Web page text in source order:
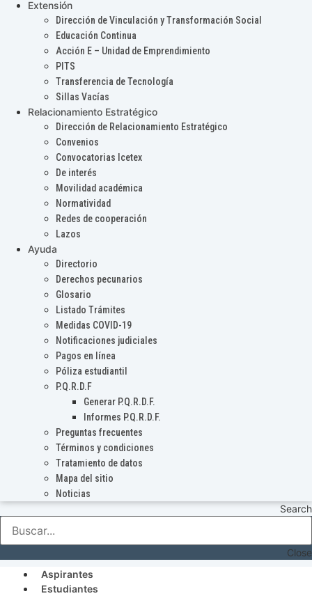
Extensión
Dirección de Vinculación y Transformación Social
Educación Continua
Acción E – Unidad de Emprendimiento
PITS
Transferencia de Tecnología
Sillas Vacías
Relacionamiento Estratégico
Dirección de Relacionamiento Estratégico
Convenios
Convocatorias Icetex
De interés
Movilidad académica
Normatividad
Redes de cooperación
Lazos
Ayuda
Directorio
Derechos pecunarios
Glosario
Listado Trámites
Medidas COVID-19
Notificaciones judiciales
Pagos en línea
Póliza estudiantil
P.Q.R.D.F
Generar P.Q.R.D.F.
Informes P.Q.R.D.F.
Preguntas frecuentes
Términos y condiciones
Tratamiento de datos
Mapa del sitio
Noticias
Search
Close
Aspirantes
Estudiantes